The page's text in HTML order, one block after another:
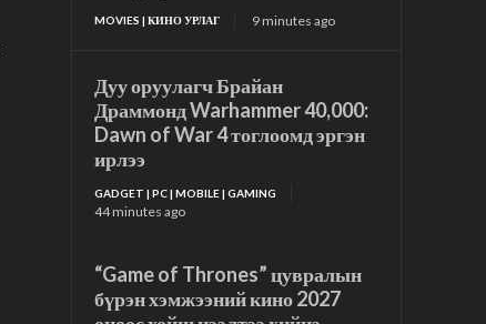
MOVIES | КИНО УРЛАГ 9 minutes ago
Дуу оруулагч Брайан
Драммонд Warhammer 40,000:
Dawn of War 4 тоглоомд эргэн
ирлээ
GADGET | PC | MOBILE | GAMING
44 minutes ago
“Game of Thrones” цувралын
бүрэн хэмжээний кино 2027